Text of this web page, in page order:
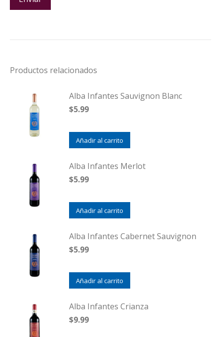
Productos relacionados
Alba Infantes Sauvignon Blanc
$5.99
Añadir al carrito
Alba Infantes Merlot
$5.99
Añadir al carrito
Alba Infantes Cabernet Sauvignon
$5.99
Añadir al carrito
Alba Infantes Crianza
$9.99